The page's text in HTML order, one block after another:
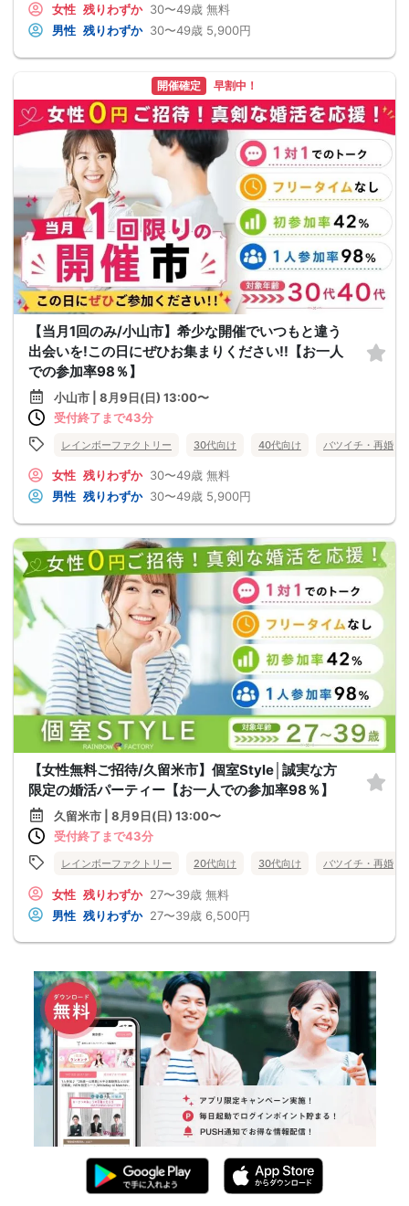
女性 残りわずか 30〜49歳 無料
男性 残りわずか 30〜49歳 5,900円
開催確定 早割中！
【当月1回のみ/小山市】希少な開催でいつもと違う
出会いを!この日にぜひお集まりください!!【お一人
での参加率98％】
小山市 | 8月9日(日) 13:00〜
受付終了まで43分
レインボーファクトリー 30代向け 40代向け バツイチ・再婚
女性 残りわずか 30〜49歳 無料
男性 残りわずか 30〜49歳 5,900円
【女性無料ご招待/久留米市】個室Style│誠実な方
限定の婚活パーティー【お一人での参加率98％】
久留米市 | 8月9日(日) 13:00〜
受付終了まで43分
レインボーファクトリー 20代向け 30代向け バツイチ・再婚
女性 残りわずか 27〜39歳 無料
男性 残りわずか 27〜39歳 6,500円